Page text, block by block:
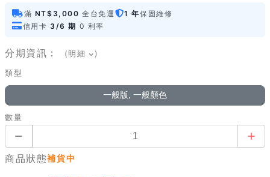
滿 NT$3,000 全台免運 1 年保固維修
信用卡 3/6 期 0 利率
分期資訊： (明細 )
類型
一般版, 一般顏色
數量
商品狀態補貨中